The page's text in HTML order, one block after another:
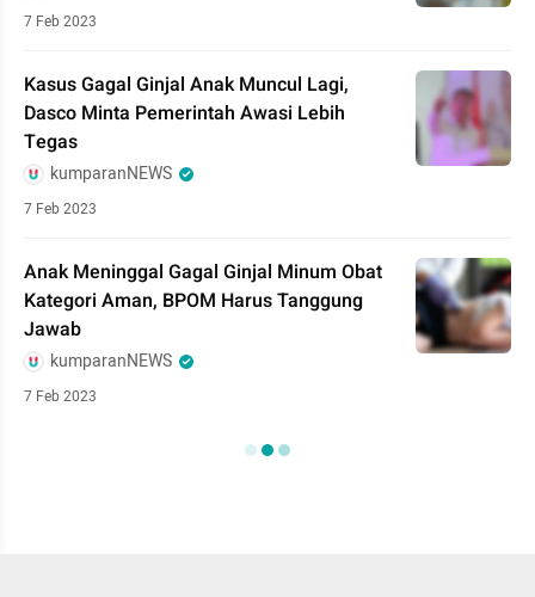
7 Feb 2023
Kasus Gagal Ginjal Anak Muncul Lagi,
Dasco Minta Pemerintah Awasi Lebih
Tegas
kumparanNEWS
7 Feb 2023
Anak Meninggal Gagal Ginjal Minum Obat
Kategori Aman, BPOM Harus Tanggung
Jawab
kumparanNEWS
7 Feb 2023